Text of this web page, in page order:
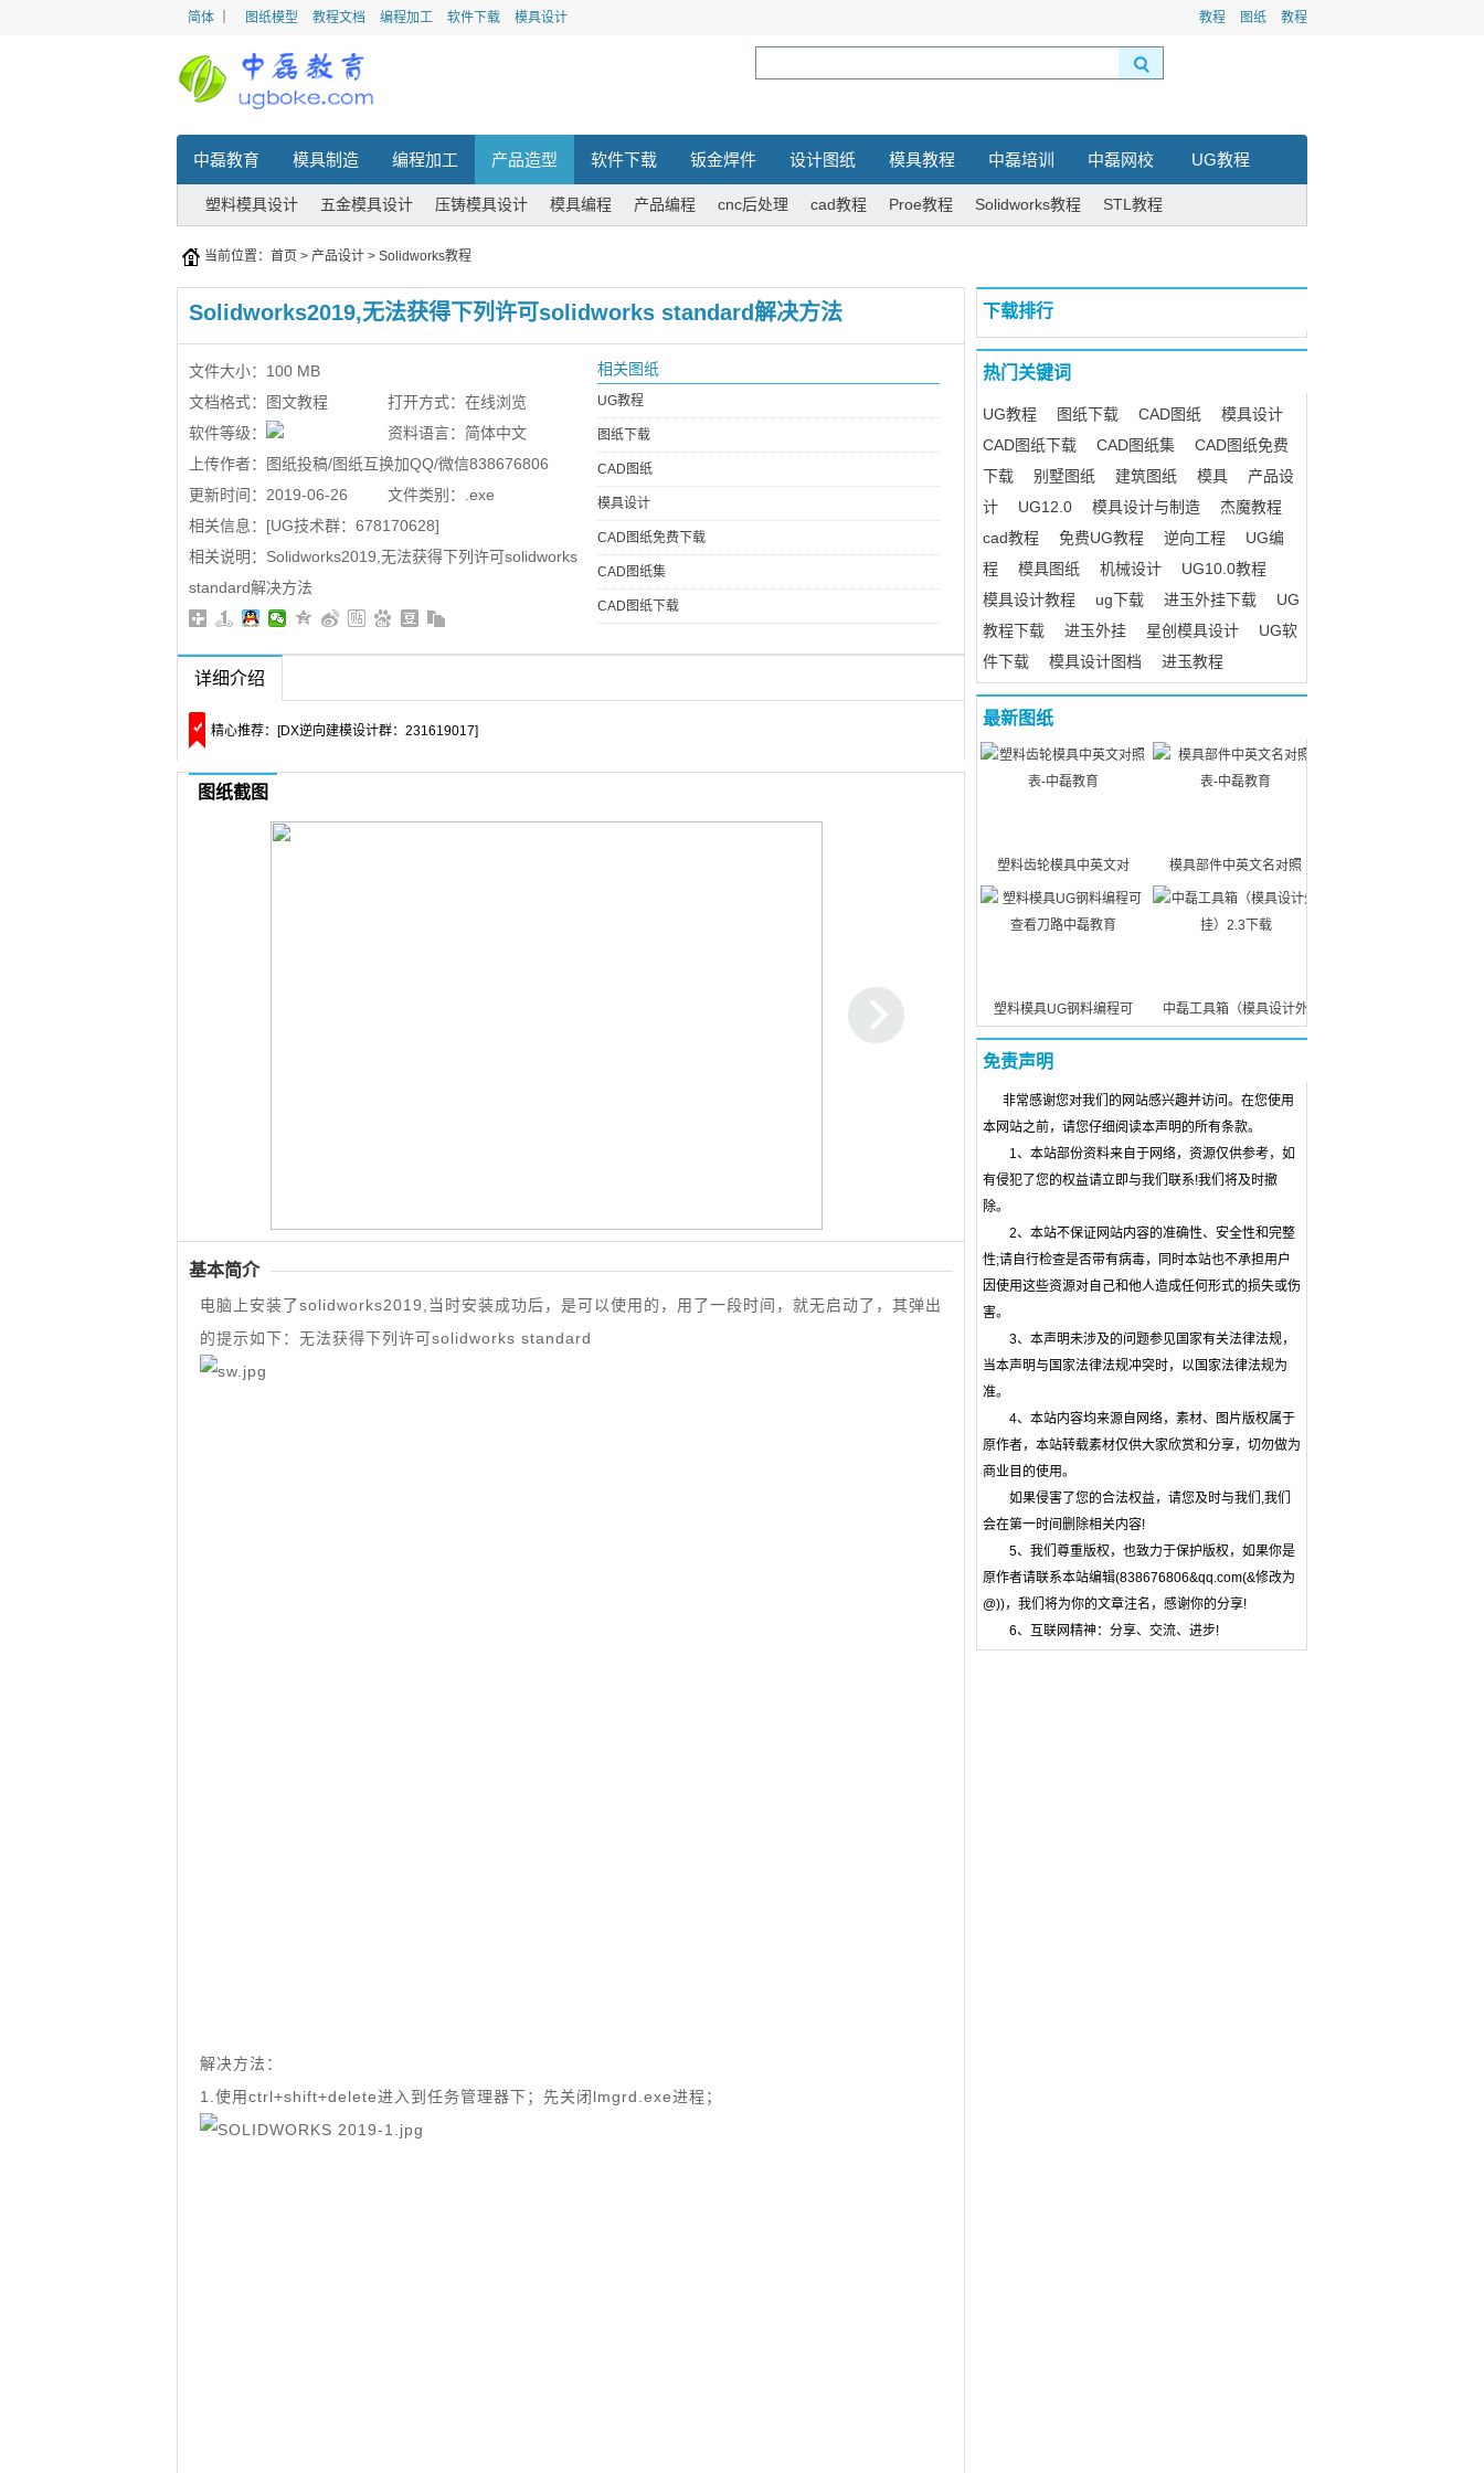
简体 图纸模型 教程文档 编程加工 软件下载 模具设计 教程 图纸 教程
中磊教育 模具制造 编程加工 产品造型 软件下载 钣金焊件 设计图纸 模具教程 中磊培训 中磊网校 UG教程
塑料模具设计 五金模具设计 压铸模具设计 模具编程 产品编程 cnc后处理 cad教程 Proe教程 Solidworks教程 STL教程
当前位置： 首页 > 产品设计 > Solidworks教程
Solidworks2019,无法获得下列许可solidworks standard解决方法
文件大小： 100 MB
文档格式：
图文教程 打开方式： 在线浏览
软件等级：
资料语言： 简体中文
上传作者：
图纸投稿/图纸互换加QQ/微信838676806
更新时间：2019-06-26
09:03:29
文件类别：.exe
相关信息：[UG技术群：678170628]
相关说明：Solidworks2019,无法获得下列许可solidworks
standard解决方法
相关图纸
UG教程
图纸下载
CAD图纸
模具设计
CAD图纸免费下载
CAD图纸集
CAD图纸下载
详细介绍
精心推荐：[DX逆向建模设计群：231619017]
图纸截图
基本简介
电脑上安装了solidworks2019,当时安装成功后，是可以使用的，用了一段时间，就无启动了，其弹出
的提示如下：无法获得下列许可solidworks standard
解决方法：
1.使用ctrl+shift+delete进入到任务管理器下；先关闭lmgrd.exe进程；
下载排行
热门关键词
UG教程 图纸下载 CAD图纸
模具设计
CAD图纸下载
CAD图纸集
CAD图纸免费
下载
别墅图纸 建筑图纸 模具
产品设
计
UG12.0 模具设计与制造
杰魔教程
cad教程
免费UG教程 逆向工程
UG编
程
模具图纸 机械设计
UG10.0教程
模具设计教程
ug下载 进玉外挂下载
UG
教程下载
进玉外挂 星创模具设计
UG软
件下载
模具设计图档 进玉教程
最新图纸
塑料齿轮模具中英文对 模具部件中英文名对照
塑料模具UG钢料编程可 中磊工具箱（模具设计外
免责声明
非常感谢您对我们的网站感兴趣并访问。在您使用
本网站之前，请您仔细阅读本声明的所有条款。
1、本站部份资料来自于网络，资源仅供参考，如
有侵犯了您的权益请立即与我们联系!我们将及时撤
除。
2、本站不保证网站内容的准确性、安全性和完整
性;请自行检查是否带有病毒，同时本站也不承担用户
因使用这些资源对自己和他人造成任何形式的损失或伤
害。
3、本声明未涉及的问题参见国家有关法律法规，
当本声明与国家法律法规冲突时，以国家法律法规为
准。
4、本站内容均来源自网络，素材、图片版权属于
原作者，本站转载素材仅供大家欣赏和分享，切勿做为
商业目的使用。
如果侵害了您的合法权益，请您及时与我们,我们
会在第一时间删除相关内容!
5、我们尊重版权，也致力于保护版权，如果你是
原作者请联系本站编辑(838676806&qq.com(&修改为
@))，我们将为你的文章注名，感谢你的分享!
6、互联网精神：分享、交流、进步!